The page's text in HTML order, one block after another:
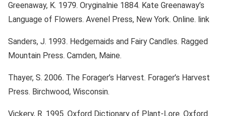
Greenaway, K. 1979. Oryginalnie 1884. Kate Greenaway’s
Language of Flowers. Avenel Press, New York. Online. link
Sanders, J. 1993. Hedgemaids and Fairy Candles. Ragged
Mountain Press. Camden, Maine.
Thayer, S. 2006. The Forager’s Harvest. Forager’s Harvest
Press. Birchwood, Wisconsin.
Vickery, R. 1995. Oxford Dictionary of Plant-Lore. Oxford